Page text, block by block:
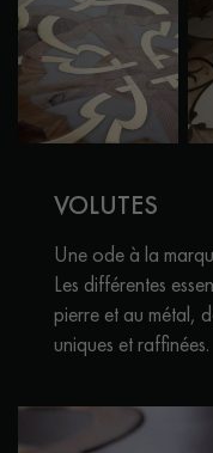
VOLUTES
Une ode à la
Les différentes
pierre et au métal,
uniques et raffinées.